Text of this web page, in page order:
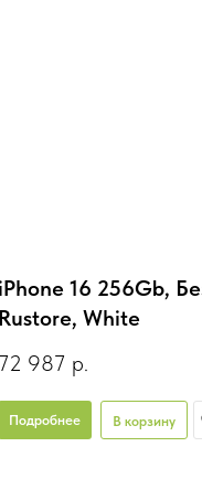
iPhone 16 256Gb,
Rustore, White
72 987 р.
Подробнее В корзину